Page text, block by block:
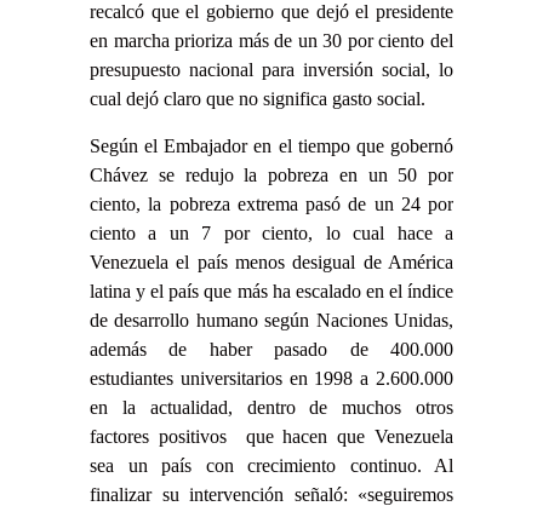
recalcó que el gobierno que dejó el presidente
en marcha prioriza más de un 30 por ciento del
presupuesto nacional para inversión social, lo
cual dejó claro que no significa gasto social.
Según el Embajador en el tiempo que gobernó
Chávez se redujo la pobreza en un 50 por
ciento, la pobreza extrema pasó de un 24 por
ciento a un 7 por ciento, lo cual hace a
Venezuela el país menos desigual de América
latina y el país que más ha escalado en el índice
de desarrollo humano según Naciones Unidas,
además de haber pasado de 400.000
estudiantes universitarios en 1998 a 2.600.000
en la actualidad, dentro de muchos otros
factores positivos que hacen que Venezuela
sea un país con crecimiento continuo. Al
finalizar su intervención señaló: «seguiremos